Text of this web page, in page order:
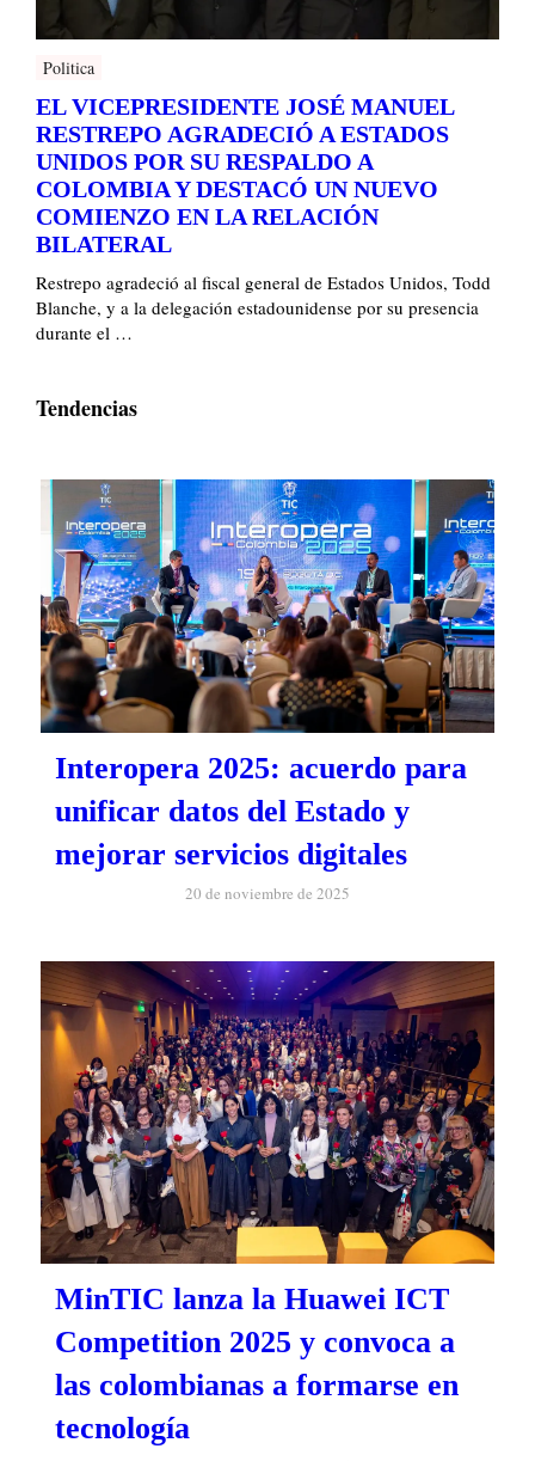
Politica
EL VICEPRESIDENTE JOSÉ MANUEL
RESTREPO AGRADECIÓ A ESTADOS
UNIDOS POR SU RESPALDO A
COLOMBIA Y DESTACÓ UN NUEVO
COMIENZO EN LA RELACIÓN
BILATERAL
Restrepo agradeció al fiscal general de Estados Unidos, Todd
Blanche, y a la delegación estadounidense por su presencia
durante el …
Tendencias
Interopera 2025: acuerdo para
unificar datos del Estado y
mejorar servicios digitales
20 de noviembre de 2025
MinTIC lanza la Huawei ICT
Competition 2025 y convoca a
las colombianas a formarse en
tecnología